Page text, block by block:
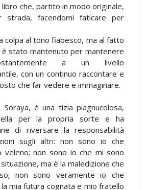
libro che, partito in modo originale,
facendomi faticare per
colpa al tono fiabesco, ma al fatto
stato mantenuto per mantenere
a un livello
con un continuo raccontare e
che far vedere e immaginare.
è una tizia piagnucolosa,
per la propria sorte e ha
di riversare la responsabilità
sugli altri: non sono io che
veleno; non sono io che mi sono
ma è la maledizione che
non sono veramente io che
mia futura cognata e mio fratello